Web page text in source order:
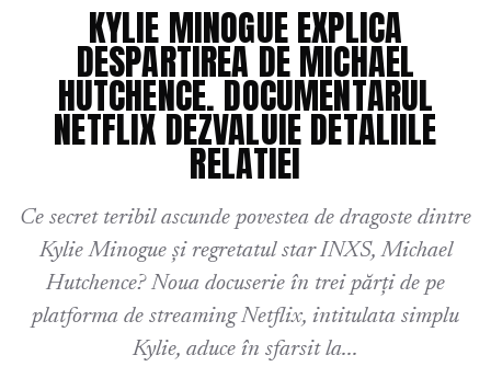
KYLIE MINOGUE EXPLICA
DESPARTIREA DE MICHAEL
HUTCHENCE. DOCUMENTARUL
NETFLIX DEZVALUIE DETALIILE
RELATIEI
Ce secret teribil ascunde povestea de dragoste dintre
Kylie Minogue și regretatul star INXS, Michael
Hutchence? Noua docuserie în trei părți de pe
platforma de streaming Netflix, intitulata simplu
Kylie, aduce în sfarsit la...